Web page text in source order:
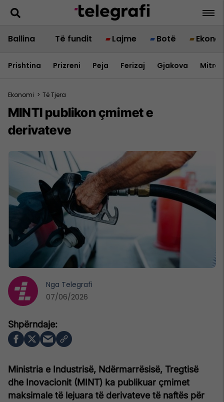
Ballina Të fundit Lajme Botë
Prishtina Prizreni Peja Ferizaj Gjakova
Ekonomi > Të Tjera
MINTI publikon çmimet e
derivateve
Ministria e Industrisë, Ndërmarrësisë, Tregtisë
dhe Inovacionit (MINT) ka publikuar çmimet
maksimale të lejuara të derivateve të naftës për
Nga Telegrafi
07/06/2026